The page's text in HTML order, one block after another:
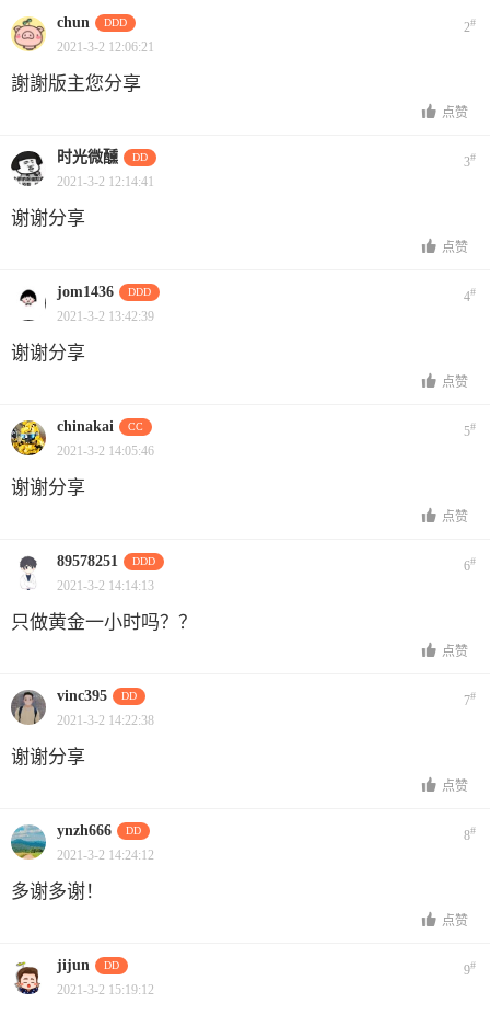
chun DDD 2#
2021-3-2 12:06:21
謝謝版主您分享
点赞
时光微醺 DD 3#
2021-3-2 12:14:41
谢谢分享
点赞
jom1436 DDD 4#
2021-3-2 13:42:39
谢谢分享
点赞
chinakai CC 5#
2021-3-2 14:05:46
谢谢分享
点赞
89578251 DDD 6#
2021-3-2 14:14:13
只做黄金一小时吗？？
点赞
vinc395 DD 7#
2021-3-2 14:22:38
谢谢分享
点赞
ynzh666 DD 8#
2021-3-2 14:24:12
多谢多谢！
点赞
jijun DD 9#
2021-3-2 15:19:12